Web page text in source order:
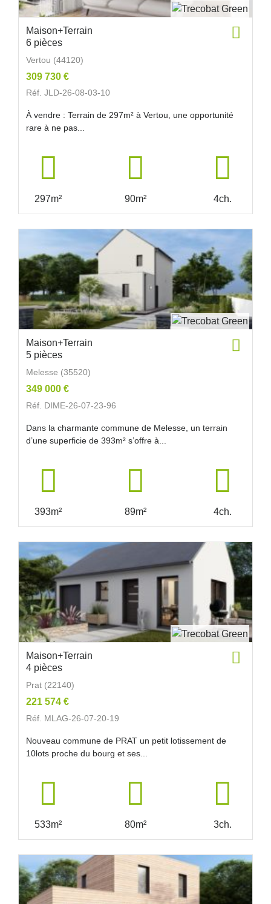
Maison+Terrain
6 pièces
Vertou (44120)
309 730 €
Réf. JLD-26-08-03-10
À vendre : Terrain de 297m² à Vertou, une opportunité
rare à ne pas...
297m² 90m² 4ch.
Maison+Terrain
5 pièces
Melesse (35520)
349 000 €
Réf. DIME-26-07-23-96
Dans la charmante commune de Melesse, un terrain
d’une superficie de 393m² s’offre à...
393m² 89m² 4ch.
Maison+Terrain
4 pièces
Prat (22140)
221 574 €
Réf. MLAG-26-07-20-19
Nouveau commune de PRAT un petit lotissement de
10lots proche du bourg et ses...
533m² 80m² 3ch.